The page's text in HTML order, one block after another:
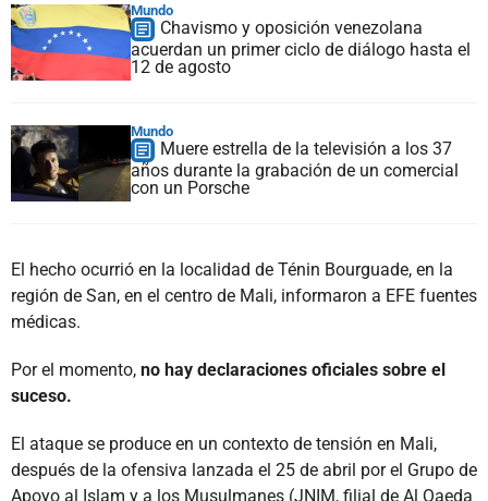
Mundo
Chavismo y oposición venezolana
acuerdan un primer ciclo de diálogo hasta el
12 de agosto
Mundo
Muere estrella de la televisión a los 37
años durante la grabación de un comercial
con un Porsche
El hecho ocurrió en la localidad de Ténin Bourguade, en la
región de San, en el centro de Mali, informaron a EFE fuentes
médicas.
Por el momento, no hay declaraciones oficiales sobre el
suceso.
El ataque se produce en un contexto de tensión en Mali,
después de la ofensiva lanzada el 25 de abril por el Grupo de
Apoyo al Islam y a los Musulmanes (JNIM, filial de Al Qaeda